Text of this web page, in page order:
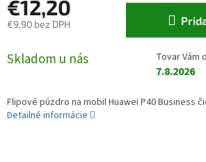
€12,20
€9,90 bez DPH
Skladom u nás
7.8.2026
Flipové púzdro na mobil Huawei P40 Business
Detailné informácie